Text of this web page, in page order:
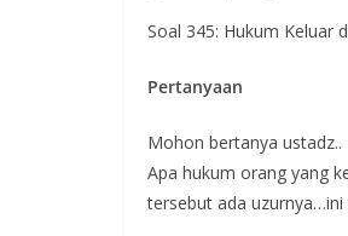
Soal 345: Hukum Keluar
Pertanyaan
Mohon bertanya ustadz..
Apa hukum orang yang
tersebut ada